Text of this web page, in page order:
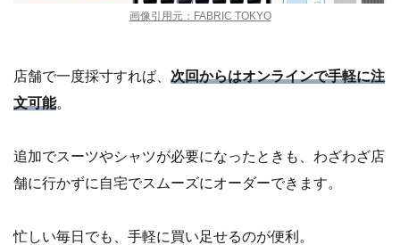
画像引用元：FABRIC TOKYO
店舗で一度採寸すれば、 次回からはオンラインで手軽に注
文可能。
追加でスーツやシャツが必要になったときも、わざわざ店
舗に行かずに自宅でスムーズにオーダーできます。
忙しい毎日でも、手軽に買い足せるのが便利。